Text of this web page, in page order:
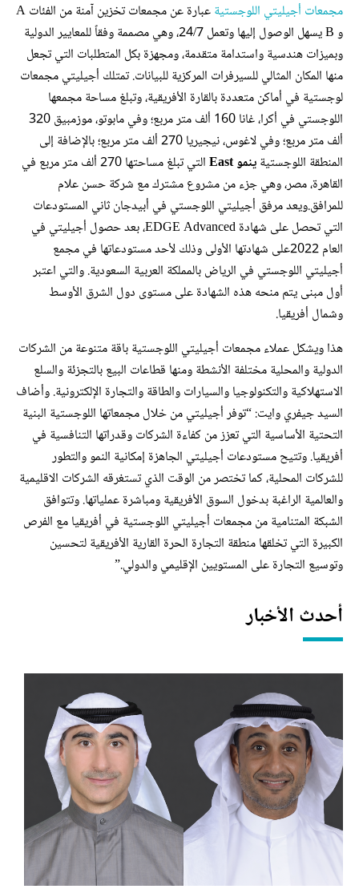
مجمعات أجيليتي اللوجستية
عبارة عن مجمعات تخزين آمنة من الفئات A
و B يسهل الوصول إليها وتعمل 24/7، وهي مصممة وفقاً للمعايير الدولية
وبميزات هندسية واستدامة متقدمة، ومجهزة بكل المتطلبات التي تجعل
منها المكان المثالي للسيرفرات المركزية للبيانات. تمتلك أجيليتي مجمعات
لوجستية في أماكن متعددة بالقارة الأفريقية، وتبلغ مساحة مجمعها
اللوجستي في أكرا، غانا 160 ألف متر مربع؛ وفي مابوتو، موزمبيق 320
ألف متر مربع؛ وفي لاغوس، نيجيريا 270 ألف متر مربع؛ بالإضافة إلى
المنطقة اللوجستيةينموEast
التي تبلغ مساحتها 270 ألف متر مربع في
القاهرة، مصر، وهي جزء من مشروع مشترك مع شركة حسن علام
للمرافق.ويعد مرفق أجيليتي اللوجستي في أبيدجان ثاني المستودعات
التي تحصل على شهادة EDGE Advanced، بعد حصول أجيليتي في
العام 2022على شهادتها الأولى وذلك لأحد مستودعاتها في مجمع
أجيليتي اللوجستي في الرياض بالمملكة العربية السعودية. والتي اعتبر
أول مبنى يتم منحه هذه الشهادة على مستوى دول الشرق الأوسط
وشمال أفريقيا.
هذا ويشكل عملاء مجمعات أجيليتي اللوجستية باقة متنوعة من الشركات
الدولية والمحلية مختلفة الأنشطة ومنها قطاعات البيع بالتجزئة والسلع
الاستهلاكية والتكنولوجيا والسيارات والطاقة والتجارة الإلكترونية. وأضاف
السيد جيفري وايت: “توفر أجيليتي من خلال مجمعاتها اللوجستية البنية
التحتية الأساسية التي تعزز من كفاءة الشركات وقدراتها التنافسية في
أفريقيا. وتتيح مستودعات أجيليتي الجاهزة إمكانية النمو والتطور
للشركات المحلية، كما تختصر من الوقت الذي تستغرقه الشركات الاقليمية
والعالمية الراغبة بدخول السوق الأفريقية ومباشرة عملياتها. وتتوافق
الشبكة المتنامية من مجمعات أجيليتي اللوجستية في أفريقيا مع الفرص
الكبيرة التي تخلقها منطقة التجارة الحرة القارية الأفريقية لتحسين
وتوسيع التجارة على المستويين الإقليمي والدولي.”
أحدث الأخبار